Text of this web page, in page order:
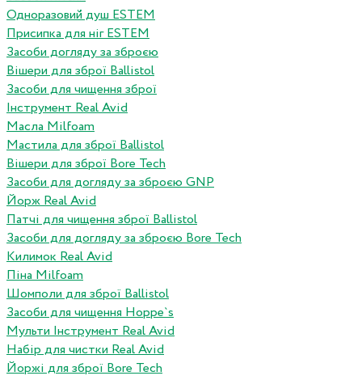
Одноразовий душ ESTEM
Присипка для ніг ESTEM
Засоби догляду за зброєю
Вішери для зброї Ballistol
Засоби для чищення зброї
Інструмент Real Avid
Масла Milfoam
Мастила для зброї Ballistol
Вішери для зброї Bore Tech
Засоби для догляду за зброєю GNP
Йорж Real Avid
Патчі для чищення зброї Ballistol
Засоби для догляду за зброєю Bore Tech
Килимок Real Avid
Піна Milfoam
Шомполи для зброї Ballistol
Засоби для чищення Hoppe`s
Мульти Інструмент Real Avid
Набір для чистки Real Avid
Йоржі для зброї Bore Tech